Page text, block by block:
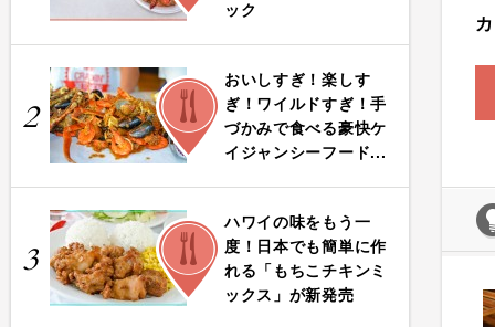
ック
2
FOOD
おいしすぎ！楽しす
ぎ！ワイルドすぎ！手
づかみで食べる豪快ケ
イジャンシーフード...
3
FOOD
ハワイの味をもう一
度！日本でも簡単に作
れる「もちこチキンミ
ックス」が新発売